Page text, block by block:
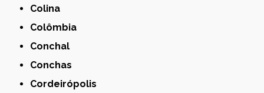
Colina
Colômbia
Conchal
Conchas
Cordeirópolis